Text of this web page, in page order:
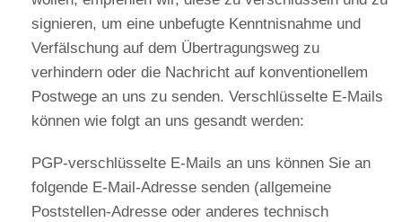
signieren, um eine unbefugte Kenntnisnahme und
Verfälschung auf dem Übertragungsweg zu
verhindern oder die Nachricht auf konventionellem
Postwege an uns zu senden. Verschlüsselte E-Mails
können wie folgt an uns gesandt werden:
PGP-verschlüsselte E-Mails an uns können Sie an
folgende E-Mail-Adresse senden (allgemeine
Poststellen-Adresse oder anderes technisch